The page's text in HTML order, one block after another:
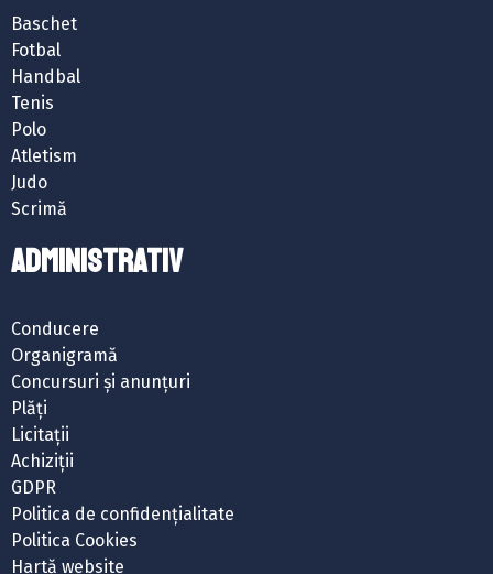
Baschet
Fotbal
Handbal
Tenis
Polo
Atletism
Judo
Scrimă
ADMINISTRATIV
Conducere
Organigramă
Concursuri și anunțuri
Plăți
Licitații
Achiziții
GDPR
Politica de confidențialitate
Politica Cookies
Hartă website